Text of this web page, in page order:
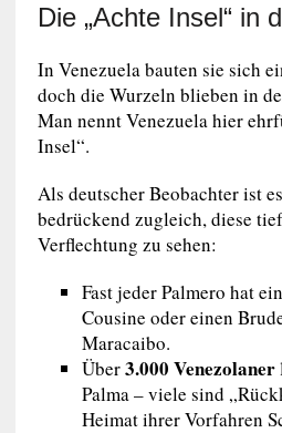
Die „Achte Insel“ in
In Venezuela bauten sie sich
doch die Wurzeln blieben in
Man nennt Venezuela hier
Insel“.
Als deutscher Beobachter ist
bedrückend zugleich, diese
Verflechtung zu sehen:
Fast jeder Palmero hat
Cousine oder einen
Maracaibo.
Über3.000 Venezolaner
Palma – viele sind
Heimat ihrer Vorfahren